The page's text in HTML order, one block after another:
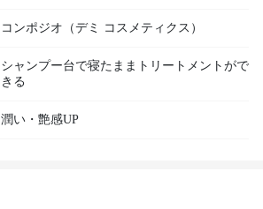
コンポジオ（デミ コスメティクス）
シャンプー台で寝たままトリートメントがで
きる
潤い・艶感UP